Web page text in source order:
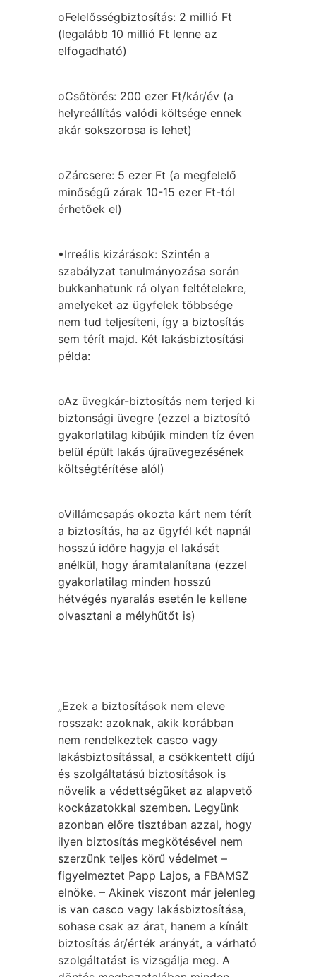
oFelelősségbiztosítás: 2 millió Ft
(legalább 10 millió Ft lenne az
elfogadható)
oCsőtörés: 200 ezer Ft/kár/év (a
helyreállítás valódi költsége ennek
akár sokszorosa is lehet)
oZárcsere: 5 ezer Ft (a megfelelő
minőségű zárak 10-15 ezer Ft-tól
érhetőek el)
•Irreális kizárások: Szintén a
szabályzat tanulmányozása során
bukkanhatunk rá olyan feltételekre,
amelyeket az ügyfelek többsége
nem tud teljesíteni, így a biztosítás
sem térít majd. Két lakásbiztosítási
példa:
oAz üvegkár-biztosítás nem terjed ki
biztonsági üvegre (ezzel a biztosító
gyakorlatilag kibújik minden tíz éven
belül épült lakás újraüvegezésének
költségtérítése alól)
oVillámcsapás okozta kárt nem térít
a biztosítás, ha az ügyfél két napnál
hosszú időre hagyja el lakását
anélkül, hogy áramtalanítana (ezzel
gyakorlatilag minden hosszú
hétvégés nyaralás esetén le kellene
olvasztani a mélyhűtőt is)
„Ezek a biztosítások nem eleve
rosszak: azoknak, akik korábban
nem rendelkeztek casco vagy
lakásbiztosítással, a csökkentett díjú
és szolgáltatású biztosítások is
növelik a védettségüket az alapvető
kockázatokkal szemben. Legyünk
azonban előre tisztában azzal, hogy
ilyen biztosítás megkötésével nem
szerzünk teljes körű védelmet –
figyelmeztet Papp Lajos, a FBAMSZ
elnöke. – Akinek viszont már jelenleg
is van casco vagy lakásbiztosítása,
sohase csak az árat, hanem a kínált
biztosítás ár/érték arányát, a várható
szolgáltatást is vizsgálja meg. A